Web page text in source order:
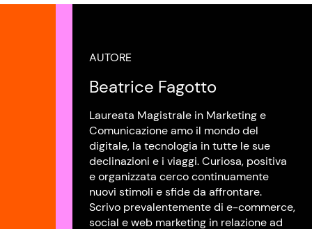
AUTORE
Beatrice Fagotto
Laureata Magistrale in Marketing e
Comunicazione amo il mondo del
digitale, la tecnologia in tutte le sue
declinazioni e i viaggi. Curiosa, positiva
e organizzata cerco continuamente
nuovi stimoli e sfide da affrontare.
Scrivo prevalentemente di e-commerce,
social e web marketing in relazione ad